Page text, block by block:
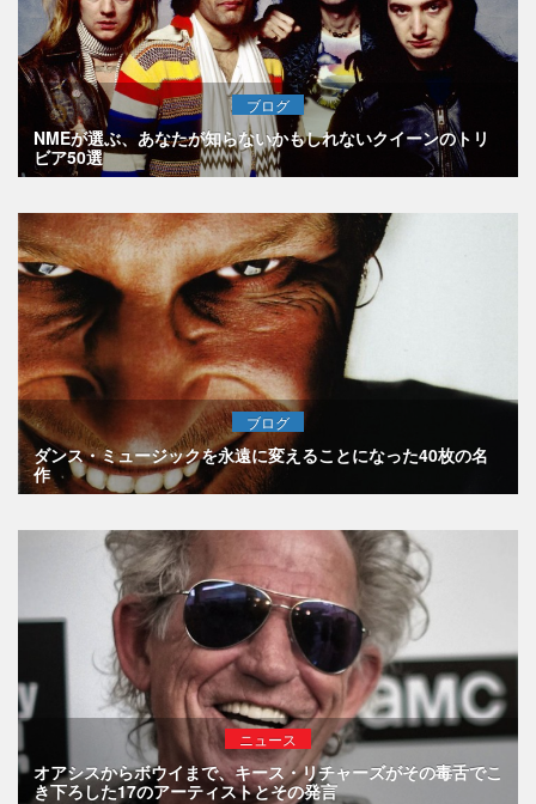
ブログ
NMEが選ぶ、あなたが知らないかもしれないクイーンのトリ
ビア50選
ブログ
ダンス・ミュージックを永遠に変えることになった40枚の名
作
ニュース
オアシスからボウイまで、キース・リチャーズがその毒舌でこ
き下ろした17のアーティストとその発言